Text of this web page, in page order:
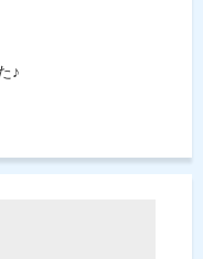
♪